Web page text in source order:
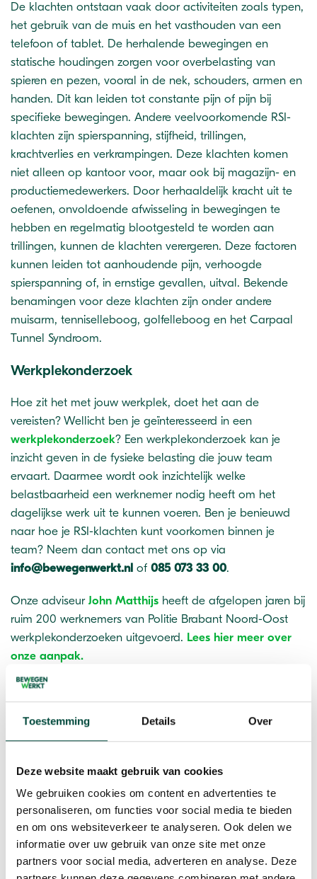
Toestemming Details Over
Deze website maakt gebruik van cookies
We gebruiken cookies om content en advertenties te
personaliseren, om functies voor social media te bieden
en om ons websiteverkeer te analyseren. Ook delen we
informatie over uw gebruik van onze site met onze
partners voor social media, adverteren en analyse. Deze
De klachten ontstaan vaak door activiteiten zoals typen,
het gebruik van de muis en het vasthouden van een
telefoon of tablet. De herhalende bewegingen en
statische houdingen zorgen voor overbelasting van
spieren en pezen, vooral in de nek, schouders, armen en
handen. Dit kan leiden tot constante pijn of pijn bij
specifieke bewegingen. Andere veelvoorkomende RSI-
klachten zijn spierspanning, stijfheid, trillingen,
krachtverlies en verkrampingen. Deze klachten komen
niet alleen op kantoor voor, maar ook bij magazijn- en
productiemedewerkers. Door herhaaldelijk kracht uit te
oefenen, onvoldoende afwisseling in bewegingen te
hebben en regelmatig blootgesteld te worden aan
trillingen, kunnen de klachten verergeren. Deze factoren
kunnen leiden tot aanhoudende pijn, verhoogde
spierspanning of, in ernstige gevallen, uitval. Bekende
benamingen voor deze klachten zijn onder andere
muisarm, tenniselleboog, golfelleboog en het Carpaal
Tunnel Syndroom.
Werkplekonderzoek
Hoe zit het met jouw werkplek, doet het aan de
vereisten? Wellicht ben je geïnteresseerd in een
werkplekonderzoek? Een werkplekonderzoek kan je
inzicht geven in de fysieke belasting die jouw team
ervaart. Daarmee wordt ook inzichtelijk welke
belastbaarheid een werknemer nodig heeft om het
dagelijkse werk uit te kunnen voeren. Ben je benieuwd
naar hoe je RSI-klachten kunt voorkomen binnen je
team? Neem dan contact met ons op via
info@bewegenwerkt.nl of 085 073 33 00.
Onze adviseur John Matthijs heeft de afgelopen jaren bij
ruim 200 werknemers van Politie Brabant Noord-Oost
werkplekonderzoeken uitgevoerd. Lees hier meer over
onze aanpak.
Wat te doen om RSI te voorkomen?
bewegingen en het zorgen voor voldoende rust.
Belangrijke punten zijn:
Ergonomische werkplek : Zorg voor een goede
werkplekindeling, met een verstelbaar bureau en stoel
die je in staat stellen om in een comfortabele, neutrale